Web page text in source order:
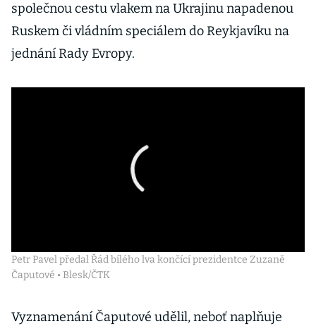
společnou cestu vlakem na Ukrajinu napadenou
Ruskem či vládním speciálem do Reykjavíku na
jednání Rady Evropy.
Petr Pavel předal Řád bílého lva končící prezidentce Zuzaně
Čaputové • Blesk/ČTK
Vyznamenání Čaputové udělil, neboť naplňuje